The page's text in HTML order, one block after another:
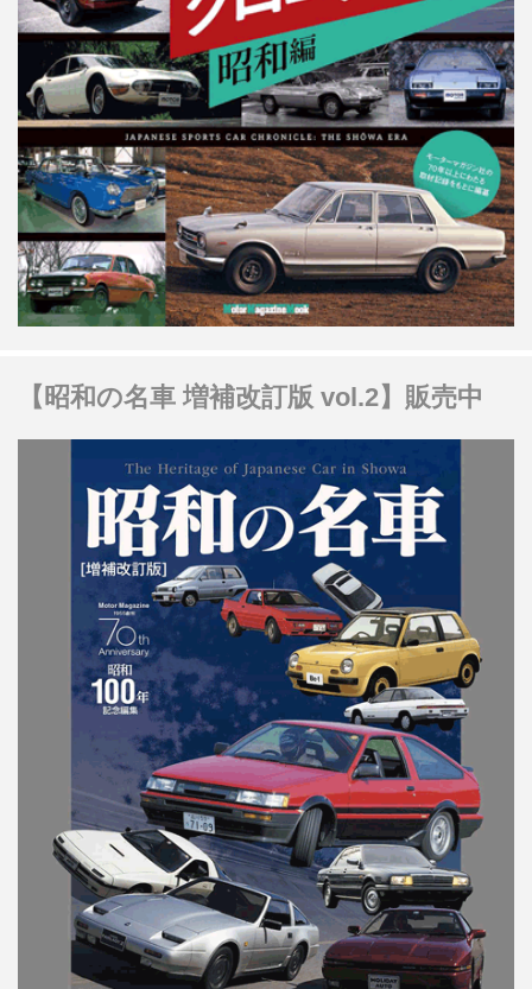
【昭和の名車 増補改訂版 vol.2】販売中